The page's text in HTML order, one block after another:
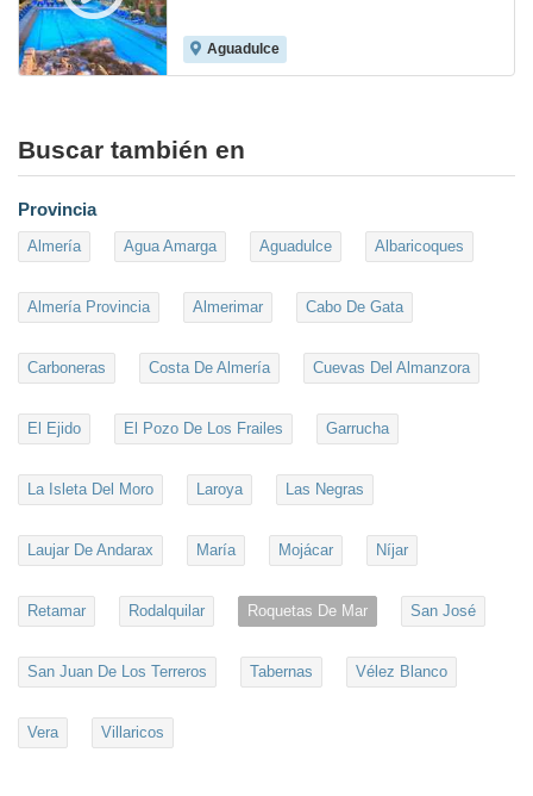
Aguadulce
Buscar también en
Provincia
Almería Agua Amarga Aguadulce Albaricoques
Almería Provincia Almerimar Cabo De Gata
Carboneras Costa De Almería Cuevas Del Almanzora
El Ejido El Pozo De Los Frailes Garrucha
La Isleta Del Moro Laroya Las Negras
Laujar De Andarax María Mojácar Níjar
Retamar Rodalquilar Roquetas De Mar San José
San Juan De Los Terreros Tabernas Vélez Blanco
Vera Villaricos